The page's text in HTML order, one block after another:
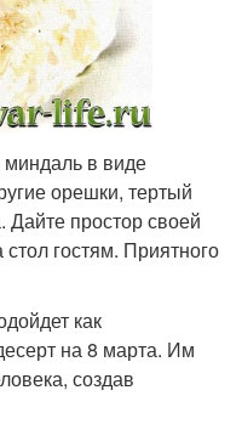
в виде
орешки, тертый
Дайте простор своей
гостям. Приятного
как
на 8 марта. Им
создав